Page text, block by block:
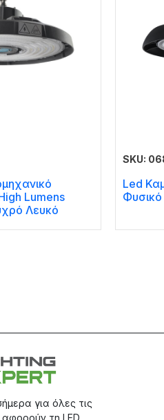
Lumens
Λευκό
SKU:
Led
για όλες τις
αφορούν τη LED